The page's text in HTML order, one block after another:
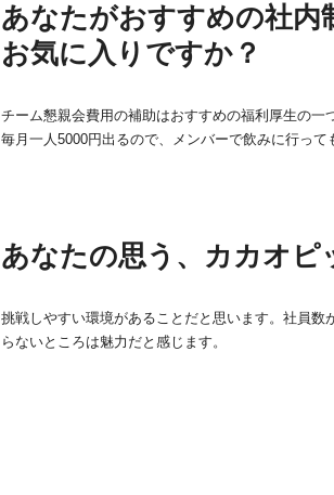
あなたがおすすめの社
お気に入りですか？
チーム懇親会費用の補助はおすすめの福利厚生の一
毎月一人5000円出るので、メンバーで飲みに行っ
あなたの思う、カカオピ
挑戦しやすい環境があることだと思います。社員
らないところは魅力だと感じます。